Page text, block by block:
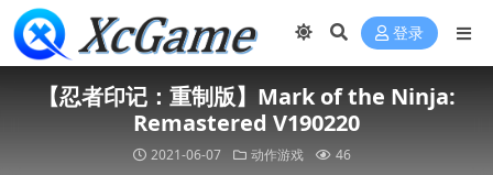
登录
【忍者印记：重制版】Mark of the Ninja:
Remastered V190220
2021-06-07 动作游戏 46